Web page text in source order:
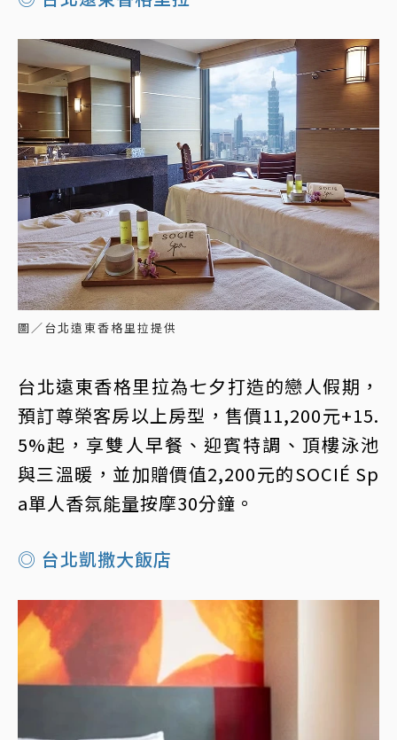
圖／台北遠東香格里拉提供
台北遠東香格里拉為七夕打造的戀人假期，
預訂尊榮客房以上房型，售價11,200元+15.
5%起，享雙人早餐、迎賓特調、頂樓泳池
與三溫暖，並加贈價值2,200元的SOCIÉ Sp
a單人香氛能量按摩30分鐘。
◎ 台北凱撒大飯店